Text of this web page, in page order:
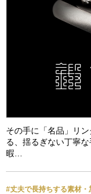
その手に「名品」リ
る、揺るぎない丁寧
暇…
#丈夫で長持ちする素材・